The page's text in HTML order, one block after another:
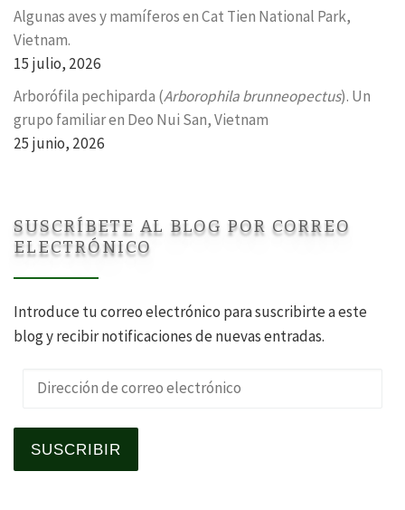
Algunas aves y mamíferos en Cat Tien National Park,
Vietnam.
15 julio, 2026
Arborófila pechiparda (Arborophila brunneopectus). Un
grupo familiar en Deo Nui San, Vietnam
25 junio, 2026
SUSCRÍBETE AL BLOG POR CORREO
ELECTRÓNICO
Introduce tu correo electrónico para suscribirte a este
blog y recibir notificaciones de nuevas entradas.
Dirección de correo electrónico
SUSCRIBIR